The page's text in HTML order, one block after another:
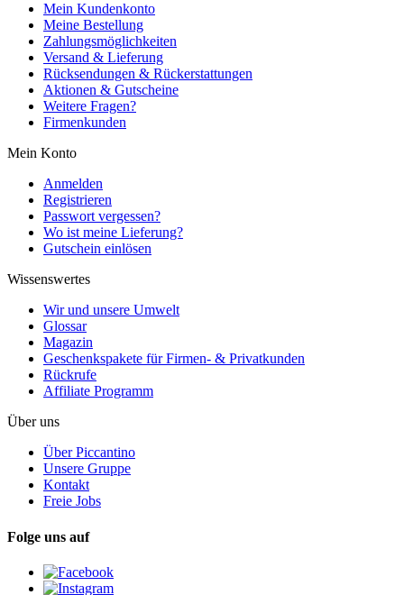
Mein Kundenkonto
Meine Bestellung
Zahlungsmöglichkeiten
Versand & Lieferung
Rücksendungen & Rückerstattungen
Aktionen & Gutscheine
Weitere Fragen?
Firmenkunden
Mein Konto
Anmelden
Registrieren
Passwort vergessen?
Wo ist meine Lieferung?
Gutschein einlösen
Wissenswertes
Wir und unsere Umwelt
Glossar
Magazin
Geschenkspakete für Firmen- & Privatkunden
Rückrufe
Affiliate Programm
Über uns
Über Piccantino
Unsere Gruppe
Kontakt
Freie Jobs
Folge uns auf